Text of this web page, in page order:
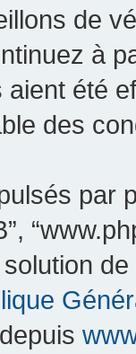
de
à
été
des
par